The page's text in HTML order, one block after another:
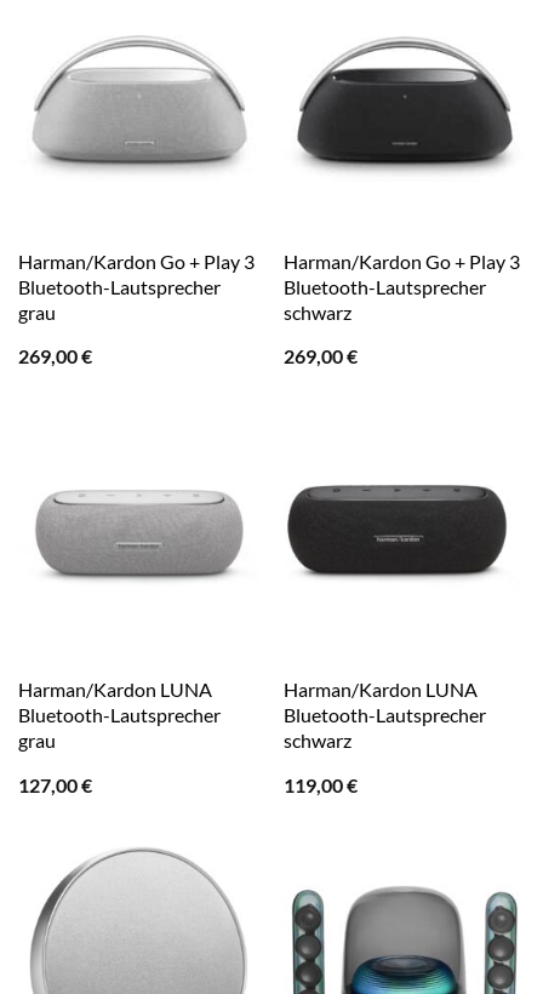
Harman/Kardon Go + Play 3
Bluetooth-Lautsprecher
grau
269,00€
Harman/Kardon Go + Play 3
Bluetooth-Lautsprecher
schwarz
269,00€
Harman/Kardon LUNA
Bluetooth-Lautsprecher
grau
127,00€
Harman/Kardon LUNA
Bluetooth-Lautsprecher
schwarz
119,00€